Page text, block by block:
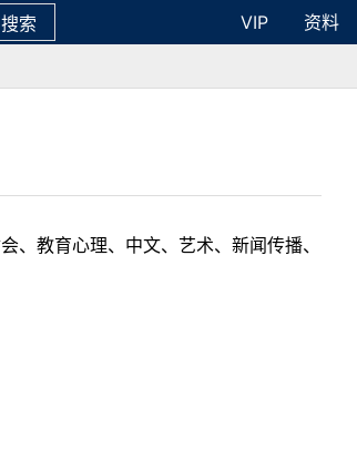
搜索 VIP
资料
教育心理、中文、艺术、新闻传播、